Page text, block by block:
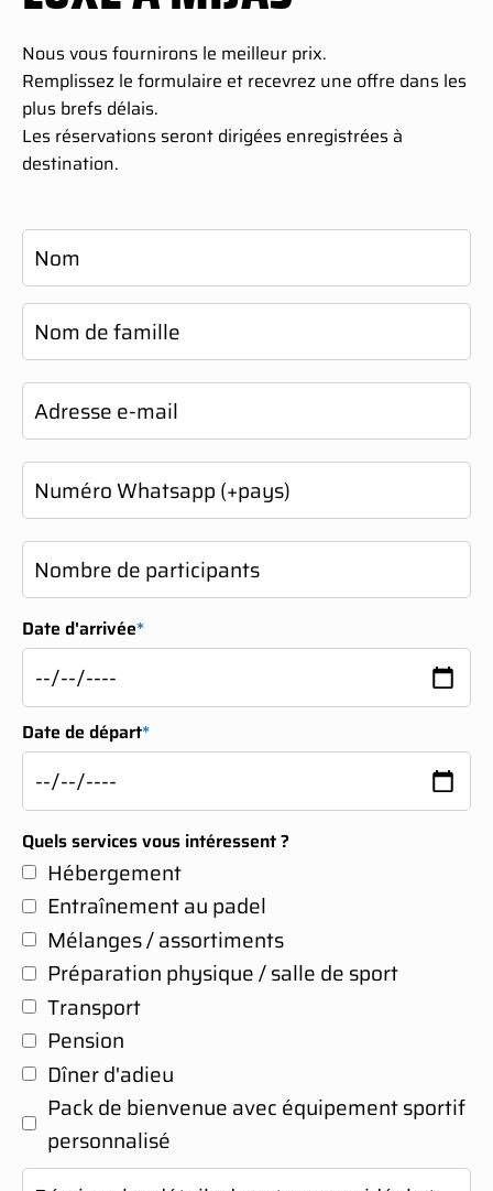
Nous vous fournirons le meilleur prix.
Remplissez le formulaire et recevrez une offre dans les
plus brefs délais.
Les réservations seront dirigées enregistrées à
destination.
Date d'arrivée*
Date de départ*
Quels services vous intéressent ?
Hébergement
Entraînement au padel
Mélanges / assortiments
Préparation physique / salle de sport
Transport
Pension
Dîner d'adieu
Pack de bienvenue avec équipement sportif
personnalisé